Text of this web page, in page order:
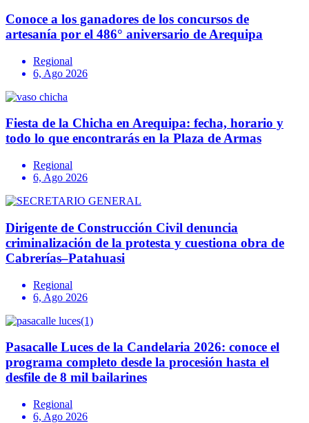
Conoce a los ganadores de los concursos de
artesanía por el 486° aniversario de Arequipa
Regional
6, Ago 2026
Fiesta de la Chicha en Arequipa: fecha, horario y
todo lo que encontrarás en la Plaza de Armas
Regional
6, Ago 2026
Dirigente de Construcción Civil denuncia
criminalización de la protesta y cuestiona obra de
Cabrerías–Patahuasi
Regional
6, Ago 2026
Pasacalle Luces de la Candelaria 2026: conoce el
programa completo desde la procesión hasta el
desfile de 8 mil bailarines
Regional
6, Ago 2026